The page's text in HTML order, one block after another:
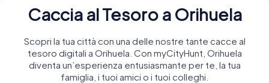
Caccia al Tesoro a Orihuela
Scopri la tua città con una delle nostre tante cacce al
tesoro digitali a Orihuela. Con myCityHunt, Orihuela
diventa un’esperienza entusiasmante per te, la tua
famiglia, i tuoi amici o i tuoi colleghi.